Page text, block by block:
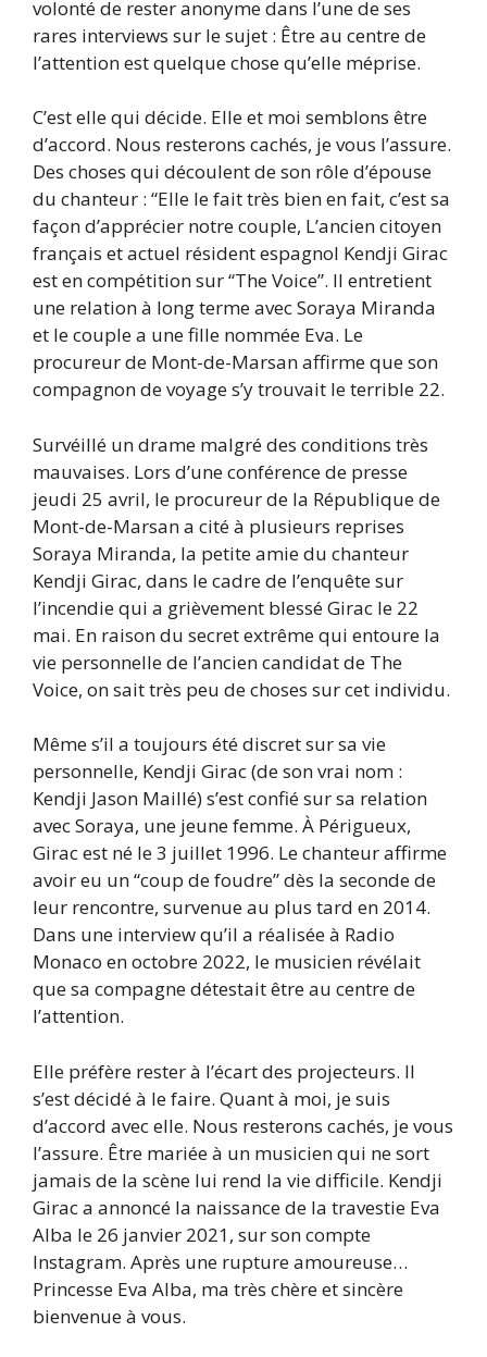
volonté de rester anonyme dans l’une de ses
rares interviews sur le sujet : Être au centre de
l’attention est quelque chose qu’elle méprise.
C’est elle qui décide. Elle et moi semblons être
d’accord. Nous resterons cachés, je vous l’assure.
Des choses qui découlent de son rôle d’épouse
du chanteur : “Elle le fait très bien en fait, c’est sa
façon d’apprécier notre couple, L’ancien citoyen
français et actuel résident espagnol Kendji Girac
est en compétition sur “The Voice”. Il entretient
une relation à long terme avec Soraya Miranda
et le couple a une fille nommée Eva. Le
procureur de Mont-de-Marsan affirme que son
compagnon de voyage s’y trouvait le terrible 22.
Survéillé un drame malgré des conditions très
mauvaises. Lors d’une conférence de presse
jeudi 25 avril, le procureur de la République de
Mont-de-Marsan a cité à plusieurs reprises
Soraya Miranda, la petite amie du chanteur
Kendji Girac, dans le cadre de l’enquête sur
l’incendie qui a grièvement blessé Girac le 22
mai. En raison du secret extrême qui entoure la
vie personnelle de l’ancien candidat de The
Voice, on sait très peu de choses sur cet individu.
Même s’il a toujours été discret sur sa vie
personnelle, Kendji Girac (de son vrai nom :
Kendji Jason Maillé) s’est confié sur sa relation
avec Soraya, une jeune femme. À Périgueux,
Girac est né le 3 juillet 1996. Le chanteur affirme
avoir eu un “coup de foudre” dès la seconde de
leur rencontre, survenue au plus tard en 2014.
Dans une interview qu’il a réalisée à Radio
Monaco en octobre 2022, le musicien révélait
que sa compagne détestait être au centre de
l’attention.
Elle préfère rester à l’écart des projecteurs. Il
s’est décidé à le faire. Quant à moi, je suis
d’accord avec elle. Nous resterons cachés, je vous
l’assure. Être mariée à un musicien qui ne sort
jamais de la scène lui rend la vie difficile. Kendji
Girac a annoncé la naissance de la travestie Eva
Alba le 26 janvier 2021, sur son compte
Instagram. Après une rupture amoureuse…
Princesse Eva Alba, ma très chère et sincère
bienvenue à vous.